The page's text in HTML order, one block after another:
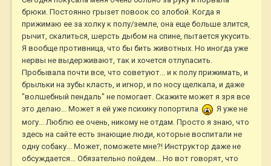
брюки. Постоянно грызет повоок со злобой. Когда я
прижимаю ее за холку к полу/земле, она еще больше злится,
рычит, скалиться, шерсть дыбом на спине, пытается укусить.
Я вообще противница, что бы бить животных. Но иногда уже
нервы не выдерживают, так и хочется отлупасить.
Пробывала почти все, что советуют... и к полу прижимать, и
брыльки на зубы класть, и игнор, и по носу щелкала, и даже
"волшебный пендаль" не помогает. Скажите может я зря все
это делаю... Может я ей уже психику попортила
Я уже не
могу... Люблю ее очень, никому не отдам. Просто я знаю, что
здесь на сайте есть знающие люди, которые воспитали не
одну собаку... Может, поможете мне?! Инструктор даже не
обсуждается... Обязательно пойдем... Но вот говорят, что